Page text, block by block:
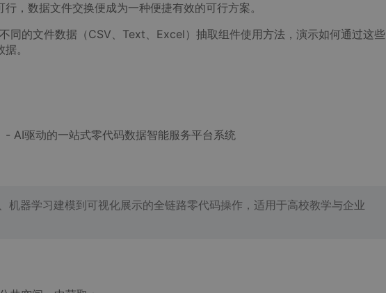
，数据文件交换便成为一种便捷有效的可行方案。
同的文件数据（CSV、Text、Excel）抽取组件使用方法，演示如何通过这些
。
AI驱动的一站式零代码数据智能服务平台系统
机器学习建模到可视化展示的全链路零代码操作，适用于高校教学与企业